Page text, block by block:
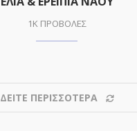
1K ΠΡΟΒΟΛΕΣ
ΔΕΙΤΕ ΠΕΡΙΣΣΟΤΕΡΑ